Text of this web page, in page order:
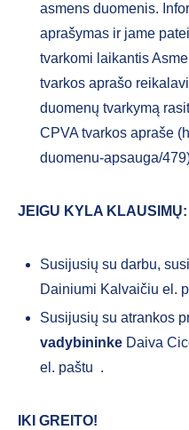
asmens duomenis.
aprašymas ir jame
tvarkomi laikantis
tvarkos aprašo
duomenų tvarkymą
CPVA tvarkos apraše
duomenu-apsauga/
JEIGU KYLA KLAUSIMŲ:
Susijusių su darbu,
Dainiumi Kalvaičiu el.
Susijusių su atrankos
vadybininke Daiva
el. paštu .
IKI GREITO!